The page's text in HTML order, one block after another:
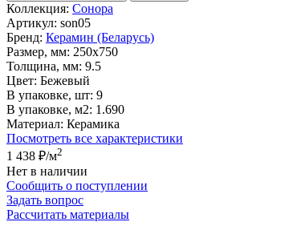
Коллекция: Сонора
Артикул: son05
Бренд: Керамин (Беларусь)
Размер, мм: 250x750
Толщина, мм: 9.5
Цвет: Бежевый
В упаковке, шт: 9
В упаковке, м2: 1.690
Материал: Керамика
Посмотреть все характеристики
1 438 ₽/м2
Нет в наличии
Сообщить о поступлении
Задать вопрос
Рассчитать материалы